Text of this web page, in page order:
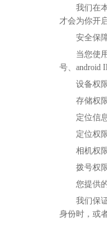
我们在
才会为你开
安全保
当您使
号、android
设备权
存储权
定位信
定位权
相机权
拨号权
您提供
我们保
身份时，或